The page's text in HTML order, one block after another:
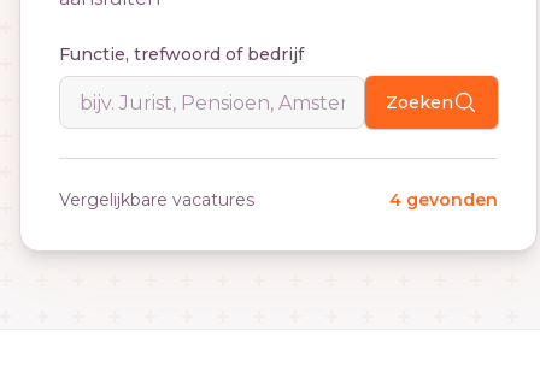
Functie, trefwoord of bedrijf
Zoeken
Vergelijkbare vacatures 4 gevonden